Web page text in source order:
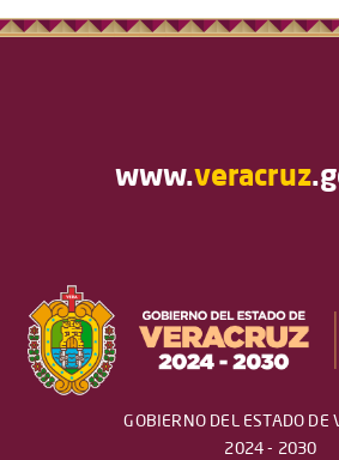
www.veracruz
GOBIERNO DEL ESTADO DE
2024 - 2030